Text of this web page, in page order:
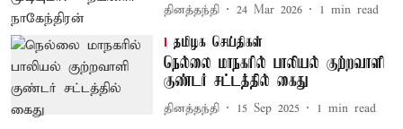
தினத்தந்தி 24 Mar 2026 1 min read
தமிழக செய்திகள்
நெல்லை மாநகரில் பாலியல் குற்றவாளி
குண்டர் சட்டத்தில் கைது
தினத்தந்தி 15 Sep 2025 1 min read